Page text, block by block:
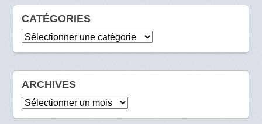
CATÉGORIES
Catégories
ARCHIVES
Archives